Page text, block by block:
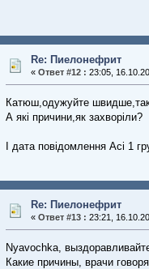
Re: Пиелонефрит
« Ответ #12 : 23:05,
Катюш,одужуйте
А які причини,як захворіли?
І дата повідомлення Асі
Re: Пиелонефрит
« Ответ #13 : 23:21,
Nyavochka,
Какие причины, врачи